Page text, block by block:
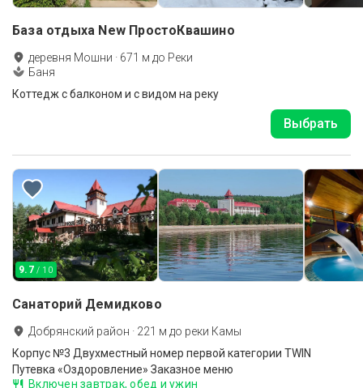
База отдыха New ПростоКвашино
деревня Мошни · 671 м до Реки
Баня
Коттедж с балконом и с видом на реку
Выбрать
9.7 / 10
Санаторий Демидково
Добрянский район · 221 м до реки Камы
Корпус №3 Двухместный номер первой категории TWIN
Путевка «Оздоровление» Заказное меню
Включен завтрак, обед и ужин